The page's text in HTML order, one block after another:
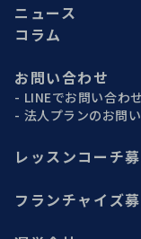
ニュース
コラム
お問い合わせ
LINEでお問い合わせ
法人プランのお問
レッスンコーチ
フランチャイズ